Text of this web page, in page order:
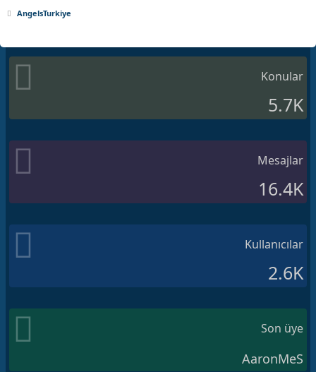
AngelsTurkiye
Konular
5.7K
Mesajlar
16.4K
Kullanıcılar
2.6K
Son üye
AaronMeS